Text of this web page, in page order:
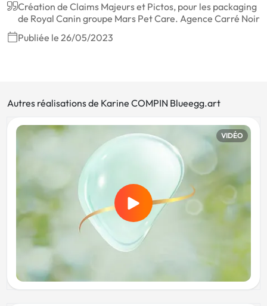
Création de Claims Majeurs et Pictos, pour les packaging
de Royal Canin groupe Mars Pet Care. Agence Carré Noir
Publiée le 26/05/2023
Autres réalisations de Karine COMPIN Blueegg.art
VIDÉO